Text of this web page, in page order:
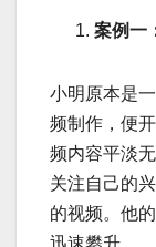
案例一
小明原本是
频制作，便
频内容平淡
关注自己的
的视频。他